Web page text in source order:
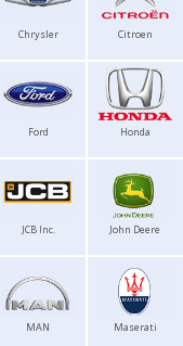
Chrysler Citroen
Ford Honda
JCB Inc. John Deere
MAN Maserati